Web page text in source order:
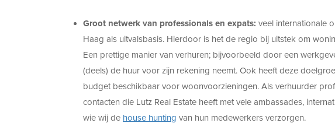
Groot netwerk van professionals en expats: veel internationale
Haag als uitvalsbasis. Hierdoor is het de regio bij uitstek om
Een prettige manier van verhuren; bijvoorbeeld door een
(deels) de huur voor zijn rekening neemt. Ook heeft deze
budget beschikbaar voor woonvoorzieningen. Als verhuurder
contacten die Lutz Real Estate heeft met vele ambassades,
wie wij de house hunting van hun medewerkers verzorgen.